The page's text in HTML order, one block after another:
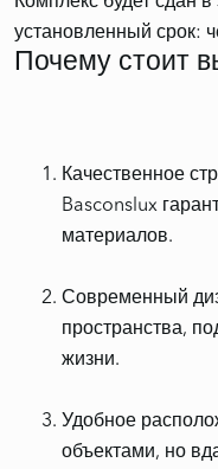
Почему стоит
Качественное
Basconslux
материалов.
Современный
пространства,
жизни.
Удобное
объектами, но